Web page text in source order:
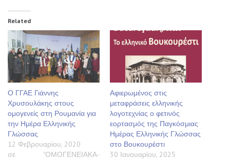
Related
Ο ΓΓΑΕ Γιάννης
Χρυσουλάκης στους
ομογενείς στη Ρουμανία για
την Ημέρα Ελληνικής
Γλώσσας
12 Φεβρουαρίου, 2020
σε "ΟΜΟΓΕΝΕΙΑΚΑ-
Αφιερωμένος στις
μεταφράσεις ελληνικής
λογοτεχνίας ο φετινός
εορτασμός της Παγκόσμιας
Ημέρας Ελληνικής Γλώσσας
στο Βουκουρέστι
30 Ιανουαρίου, 2025